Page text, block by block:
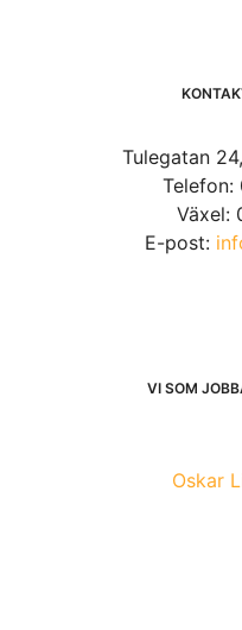
Tulegatan
Telefon:
Växel:
E-post:
VI SOM
Oskar